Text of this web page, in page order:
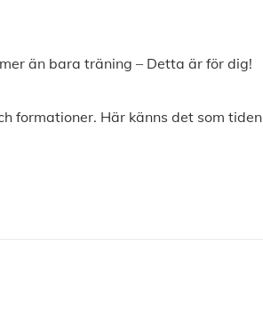
än bara träning – Detta är för dig!
formationer. Här känns det som tiden